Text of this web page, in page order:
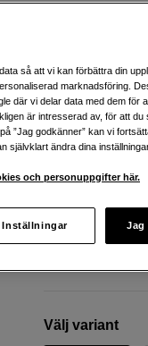
Webblager :
Butikslager:
Liten och
Välj variant
så att vi kan förbättra din
marknadsföring.
där vi delar data med dem för
är intresserad av, för att
”Jag godkänner” kan vi
självklart ändra dina
och personuppgifter här.
Inställningar Jag